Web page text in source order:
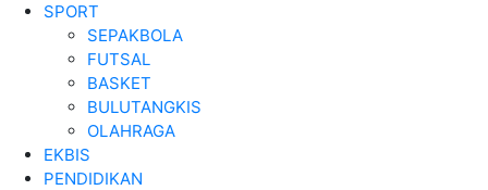
SPORT
SEPAKBOLA
FUTSAL
BASKET
BULUTANGKIS
OLAHRAGA
EKBIS
PENDIDIKAN